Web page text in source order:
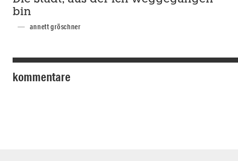
bin
annett gröschner
kommentare